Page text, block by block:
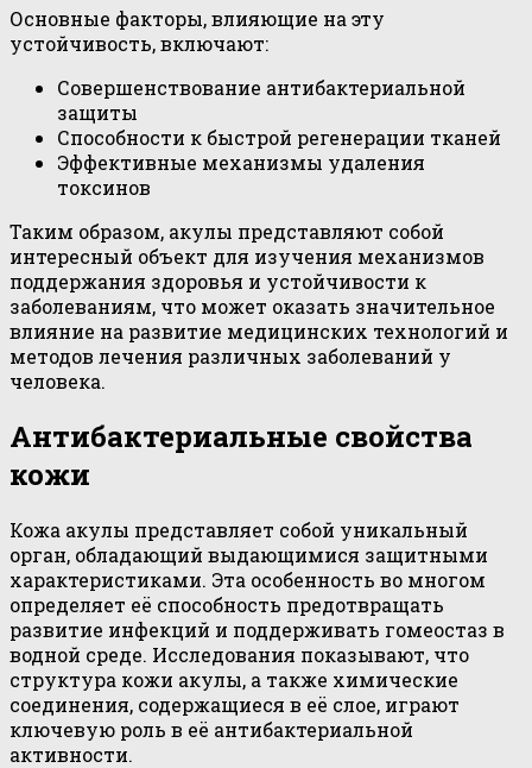
Основные факторы, влияющие на эту
устойчивость, включают:
Совершенствование антибактериальной
защиты
Способности к быстрой регенерации тканей
Эффективные механизмы удаления
токсинов
Таким образом, акулы представляют собой
интересный объект для изучения механизмов
поддержания здоровья и устойчивости к
заболеваниям, что может оказать значительное
влияние на развитие медицинских технологий и
методов лечения различных заболеваний у
человека.
Антибактериальные свойства
кожи
Кожа акулы представляет собой уникальный
орган, обладающий выдающимися защитными
характеристиками. Эта особенность во многом
определяет её способность предотвращать
развитие инфекций и поддерживать гомеостаз в
водной среде. Исследования показывают, что
структура кожи акулы, а также химические
соединения, содержащиеся в её слое, играют
ключевую роль в её антибактериальной
активности.